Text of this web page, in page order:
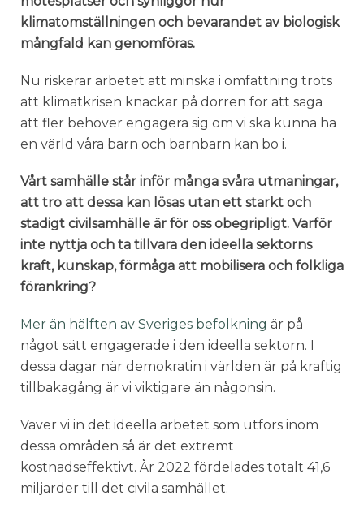
klimatomställningen och bevarandet av biologisk
mångfald kan genomföras.
Nu riskerar arbetet att minska i omfattning trots
att klimatkrisen knackar på dörren för att säga
att fler behöver engagera sig om vi ska kunna ha
en värld våra barn och barnbarn kan bo i.
Vårt samhälle står inför många svåra utmaningar,
att tro att dessa kan lösas utan ett starkt och
stadigt civilsamhälle är för oss obegripligt. Varför
inte nyttja och ta tillvara den ideella sektorns
kraft, kunskap, förmåga att mobilisera och folkliga
förankring?
Mer än hälften av Sveriges befolkning är på
något sätt engagerade i den ideella sektorn. I
dessa dagar när demokratin i världen är på kraftig
tillbakagång är vi viktigare än någonsin.
Väver vi in det ideella arbetet som utförs inom
dessa områden så är det extremt
kostnadseffektivt. År 2022 fördelades totalt 41,6
miljarder till det civila samhället.